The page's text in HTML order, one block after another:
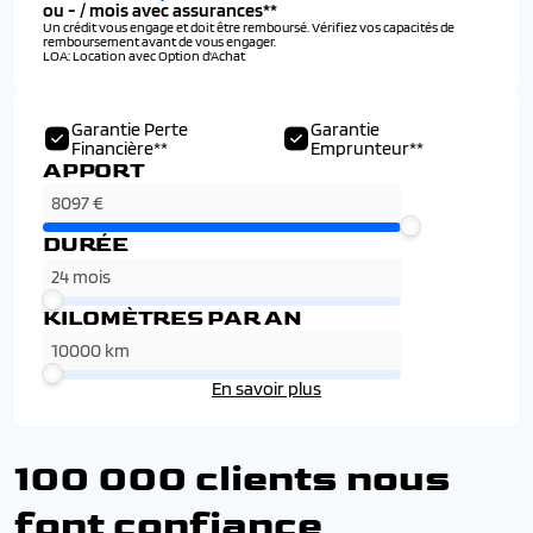
Garantie Perte
Financière**
Garantie
Emprunteur**
APPORT
DURÉE
KILOMÈTRES PAR AN
En savoir plus
ou - / mois avec assurances**
Un crédit vous engage et doit être remboursé. Vérifiez vos capacités de
remboursement avant de vous engager.
LOA: Location avec Option d'Achat
100 000 clients nous